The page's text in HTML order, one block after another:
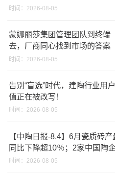
感橱柜台面
时间：2026-08-05
蒙娜丽莎集团管理团队到终端
去，厂商同心找到市场的答案
时间：2026-08-05
告别“盲选”时代，建陶行业用
值正在被改写！
时间：2026-08-05
【中陶日报-8.4】6月瓷质砖产
同比下降超10％；2家中国陶
相马来西亚ARCHIDEX 2026石
时间：2026-08-05